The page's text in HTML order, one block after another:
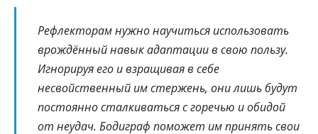
Рефлекторам нужно научиться использовать
врождённый навык адаптации в свою пользу.
Игнорируя его и взращивая в себе
несвойственный им стержень, они лишь будут
постоянно сталкиваться с горечью и обидой
от неудач. Бодиграф поможет им принять свои